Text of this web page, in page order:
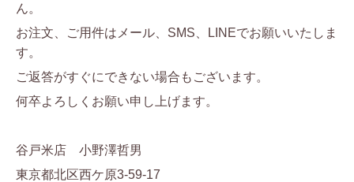
ん。
お注文、ご用件はメール、SMS、LINEでお願いいたしま
す。
ご返答がすぐにできない場合もございます。
何卒よろしくお願い申し上げます。
谷戸米店 小野澤哲男
東京都北区西ケ原3-59-17